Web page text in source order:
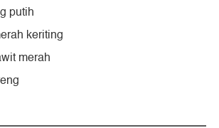
putih
keriting
merah